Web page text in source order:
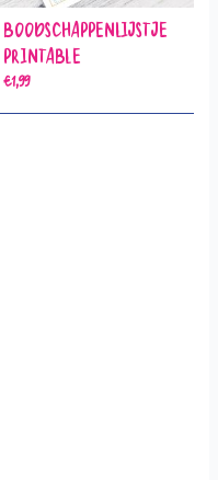
Boodschappenlijstje
Printable
€1,99